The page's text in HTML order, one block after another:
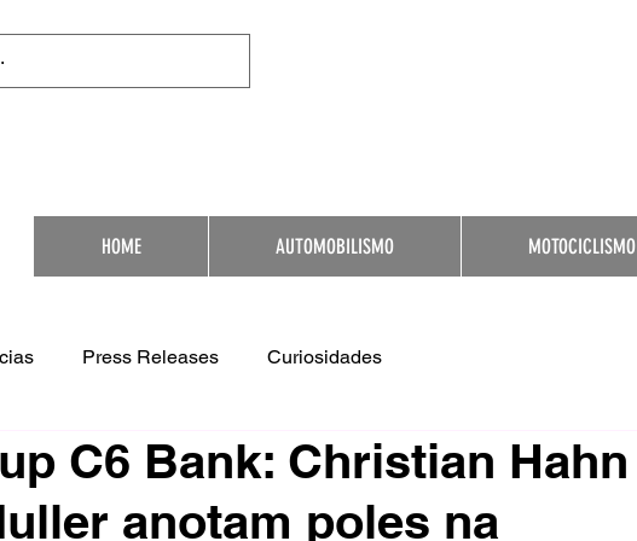
HOME AUTOMOBILISMO MOTOCICLISMO
Press Releases Curiosidades
C6 Bank: Christian Hahn
anotam poles na